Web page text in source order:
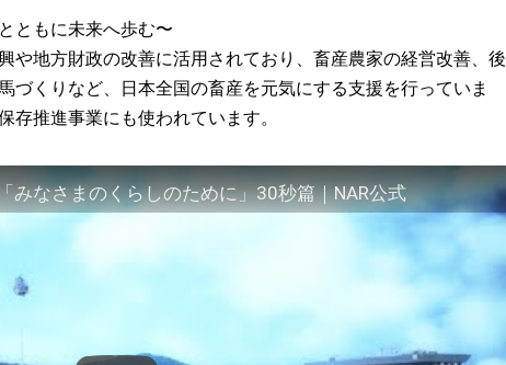
ともに未来へ歩む〜
や地方財政の改善に活用されており、畜産農家の経営改善、後
づくりなど、日本全国の畜産を元気にする支援を行っていま
存推進事業にも使われています。
みなさまのくらしのために」30秒篇｜NAR公式